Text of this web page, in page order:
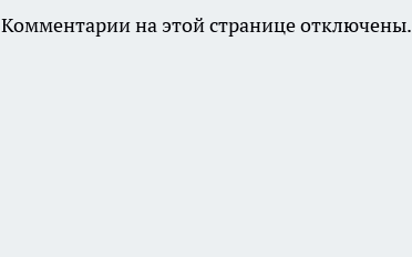
Комментарии на этой странице отключены.